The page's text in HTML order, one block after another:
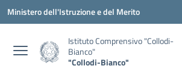
Vai ai contenuti
Vai al menu di navigazione
Vai al footer
Ministero dell'Istruzione e del Merito
Istituto Comprensivo "Collodi-
Bianco"
"Collodi-Bianco"